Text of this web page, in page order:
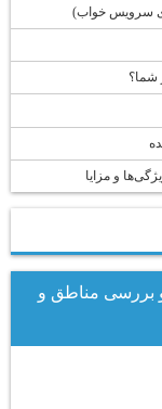
سرویس خواب)
و مزایا
بررسی مناطق و